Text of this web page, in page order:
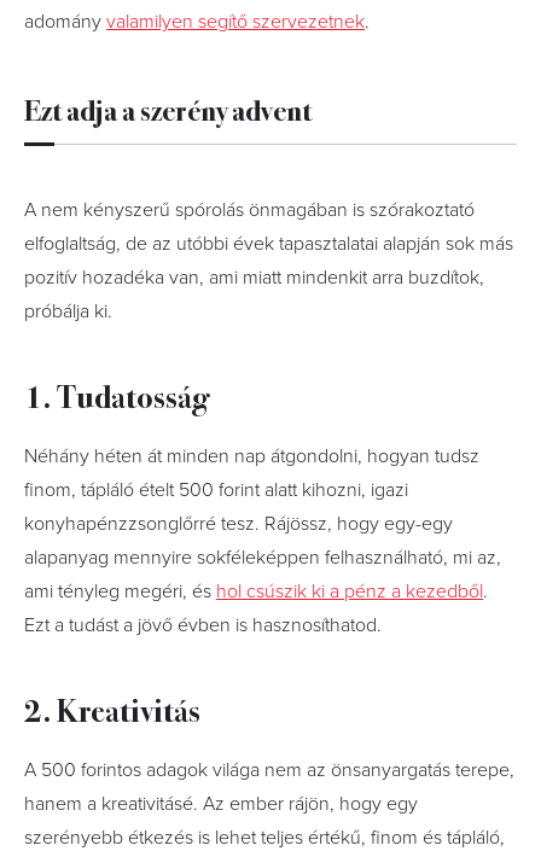
adomány valamilyen segítő szervezetnek.
Ezt adja a szerény advent
A nem kényszerű spórolás önmagában is szórakoztató
elfoglaltság, de az utóbbi évek tapasztalatai alapján sok más
pozitív hozadéka van, ami miatt mindenkit arra buzdítok,
próbálja ki.
1. Tudatosság
Néhány héten át minden nap átgondolni, hogyan tudsz
finom, tápláló ételt 500 forint alatt kihozni, igazi
konyhapénzzsonglőrré tesz. Rájössz, hogy egy-egy
alapanyag mennyire sokféleképpen felhasználható, mi az,
ami tényleg megéri, és hol csúszik ki a pénz a kezedből.
Ezt a tudást a jövő évben is hasznosíthatod.
2. Kreativitás
A 500 forintos adagok világa nem az önsanyargatás terepe,
hanem a kreativitásé. Az ember rájön, hogy egy
szerényebb étkezés is lehet teljes értékű, finom és tápláló,